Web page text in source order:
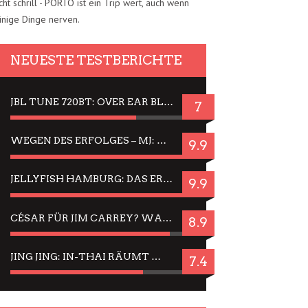
schrill - PORTO ist ein Trip wert, auch wenn
Dinge nerven.
NEUESTE TESTBERICHTE
JBL TUNE 720BT: OVER EAR BLUETOOTH KOPFHÖRER UM DIE 50,-€ IM DAUER-TEST 7
WEGEN DES ERFOLGES – MJ: MICHAEL JACKSON MUSICAL IN EINER MATINEE SEHEN 9.9
JELLYFISH HAMBURG: DAS ERFOLGREICHE SOMMER-MENÜ 2025 IN GEFÜHLEN UND BILDERN 9.9
CÉSAR FÜR JIM CARREY? WARUM DAS EINER DER NERVIGSTEN ACTORS IST UND BLEIBT 8.9
JING JING: IN-THAI RÄUMT WIEDER TITEL AB – EIN ZWEI-STUNDEN-ERLEBNISBERICHT 7.4